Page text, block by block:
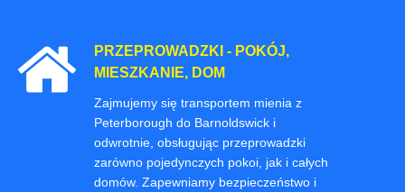
PRZEPROWADZKI - POKÓJ,
MIESZKANIE, DOM
Zajmujemy się transportem mienia z
Peterborough do Barnoldswick i
odwrotnie, obsługując przeprowadzki
zarówno pojedynczych pokoi, jak i całych
domów. Zapewniamy bezpieczeństwo i